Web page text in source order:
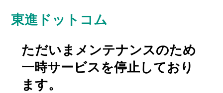
東進ドットコム
ただいまメンテナンスのため
一時サービスを停止しており
ます。